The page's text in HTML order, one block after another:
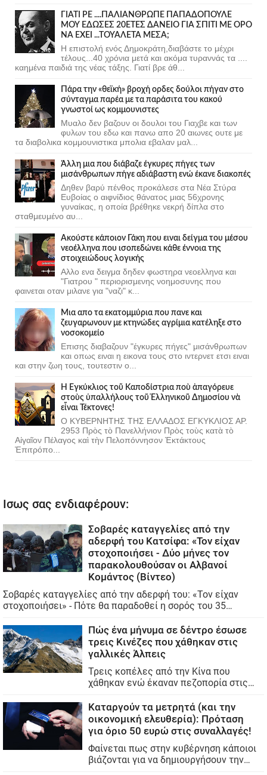
ΓΙΑΤΙ ΡΕ ....ΠΑΛΙΑΝΘΡΩΠΕ ΠΑΠΑΔΟΠΟΥΛΕ
ΜΟΥ ΕΔΩΣΕΣ 20ΕΤΕΣ ΔΑΝΕΙΟ ΓΙΑ ΣΠΙΤΙ ΜΕ ΟΡΟ
ΝΑ ΕΧΕΙ ...ΤΟΥΑΛΕΤΑ ΜΕΣΑ;
Η επιστολή ενός Δημοκράτη,διαβάστε το μέχρι
τέλους...40 χρόνια μετά και ακόμα τυραννάς τα ....
καημένα παιδιά της νέας τάξης. Γιατί βρε άθ...
Πάρα την «θεϊκή» βροχή ορδες δούλοι πήγαν στο
σύνταγμα παρέα με τα παράσιτα του κακού
γνωστοί ως κομμουνιστες
Μυαλο δεν βαζουν οι δουλοι του Γιαχβε και των
φυλων του εδω και πανω απο 20 αιωνες ουτε με
τα διαβολικα κομμουνιστικα μπολια εβαλαν μαλ...
Άλλη μια που διάβαζε έγκυρες πήγες των
μισάνθρωπων πήγε αδιάβαστη ενώ έκανε διακοπές
Δηθεν βαρύ πένθος προκάλεσε στα Νέα Στύρα
Ευβοίας ο αιφνίδιος θάνατος μιας 56χρονης
γυναίκας, η οποία βρέθηκε νεκρή δίπλα στο
σταθμευμένο αυ...
Ακούστε κάποιον Γάκη που ειναι δείγμα του μέσου
νεοέλληνα που ισοπεδώνει κάθε έννοια της
στοιχειώδους λογικής
Αλλο ενα δειγμα δηδεν φωστηρα νεοελληνα και
"Γιατρου " περιορισμενης νοημοσυνης που
φαινεται οταν μιλανε για "ναζι" κ...
Μια απο τα εκατομμύρια που πανε και
ζευγαρωνουν με κτηνώδες αγρίμια κατέληξε στο
νοσοκομείο
Επισης διαβαζουν "έγκυρες πήγες" μισάνθρωπων
και οπως ειναι η εικονα τους στο ιντερνετ ετσι ειναι
και στην ζωη τους, τουτεστιν ο...
Ἡ Ἐγκύκλιος τοῦ Καποδίστρια ποὺ ἀπαγόρευε
στοὺς ὑπαλλήλους τοῦ Ἑλληνικοῦ Δημοσίου νὰ
εἶναι Τέκτονες!
Ο ΚΥΒΕΡΝΗΤΗΣ ΤΗΣ ΕΛΛΑΔΟΣ ΕΓΚΥΚΛΙΟΣ ΑΡ.
2953 Πρὸς τὸ Πανελλήνιον Πρὸς τοὺς κατὰ τὸ
Αἰγαῖον Πέλαγος καὶ τὴν Πελοπόννησον Ἐκτάκτους
Ἐπιτρόπο...